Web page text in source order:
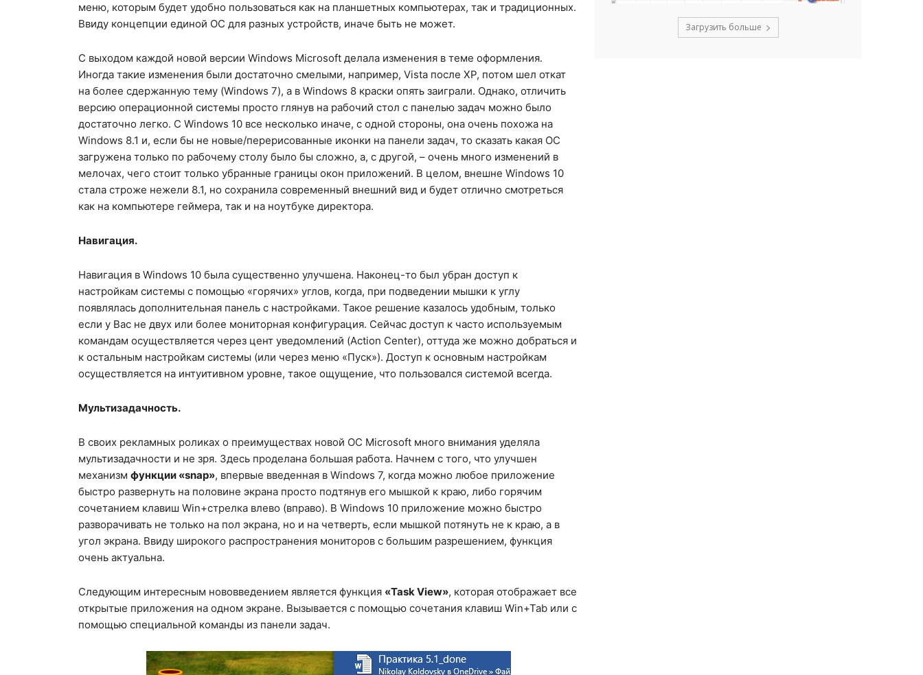
меню, которым будет удобно пользоваться как на планшетных компьютерах, так и традиционных.
Ввиду концепции единой ОС для разных устройств, иначе быть не может.
С выходом каждой новой версии Windows Microsoft делала изменения в теме оформления.
Иногда такие изменения были достаточно смелыми, например, Vista после XP, потом шел откат
на более сдержанную тему (Windows 7), а в Windows 8 краски опять заиграли. Однако, отличить
версию операционной системы просто глянув на рабочий стол с панелью задач можно было
достаточно легко. С Windows 10 все несколько иначе, с одной стороны, она очень похожа на
Windows 8.1 и, если бы не новые/перерисованные иконки на панели задач, то сказать какая ОС
загружена только по рабочему столу было бы сложно, а, с другой, – очень много изменений в
мелочах, чего стоит только убранные границы окон приложений. В целом, внешне Windows 10
стала строже нежели 8.1, но сохранила современный внешний вид и будет отлично смотреться
как на компьютере геймера, так и на ноутбуке директора.
Навигация.
Навигация в Windows 10 была существенно улучшена. Наконец-то был убран доступ к
настройкам системы с помощью «горячих» углов, когда, при подведении мышки к углу
появлялась дополнительная панель с настройками. Такое решение казалось удобным, только
если у Вас не двух или более мониторная конфигурация. Сейчас доступ к часто используемым
командам осуществляется через цент уведомлений (Action Center), оттуда же можно добраться и
к остальным настройкам системы (или через меню «Пуск»). Доступ к основным настройкам
осуществляется на интуитивном уровне, такое ощущение, что пользовался системой всегда.
Мультизадачность.
В своих рекламных роликах о преимуществах новой ОС Microsoft много внимания уделяла
мультизадачности и не зря. Здесь проделана большая работа. Начнем с того, что улучшен
механизм функции «snap», впервые введенная в Windows 7, когда можно любое приложение
быстро развернуть на половине экрана просто подтянув его мышкой к краю, либо горячим
сочетанием клавиш Win+стрелка влево (вправо). В Windows 10 приложение можно быстро
разворачивать не только на пол экрана, но и на четверть, если мышкой потянуть не к краю, а в
угол экрана. Ввиду широкого распространения мониторов с большим разрешением, функция
очень актуальна.
Следующим интересным нововведением является функция «Task View», которая отображает все
открытые приложения на одном экране. Вызывается с помощью сочетания клавиш Win+Tab или с
помощью специальной команды из панели задач.
Загрузить больше